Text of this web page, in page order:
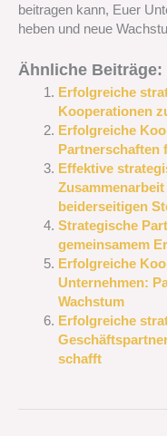
beitragen kann, Euer
heben und neue
Ähnliche Beiträge:
Erfolgreiche
Kooperationen
Erfolgreiche
Partnerschaften
Effektive
beiderseitigen
Strategische
gemeinsamem
Erfolgreiche
Unternehmen:
Wachstum
Erfolgreiche
schafft